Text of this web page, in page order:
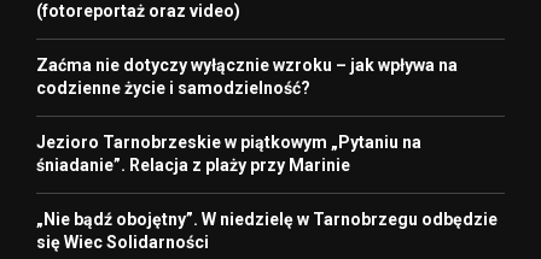
(fotoreportaż oraz video)
Zaćma nie dotyczy wyłącznie wzroku – jak wpływa na
codzienne życie i samodzielność?
Jezioro Tarnobrzeskie w piątkowym „Pytaniu na
śniadanie”. Relacja z plaży przy Marinie
„Nie bądź obojętny”. W niedzielę w Tarnobrzegu odbędzie
się Wiec Solidarności